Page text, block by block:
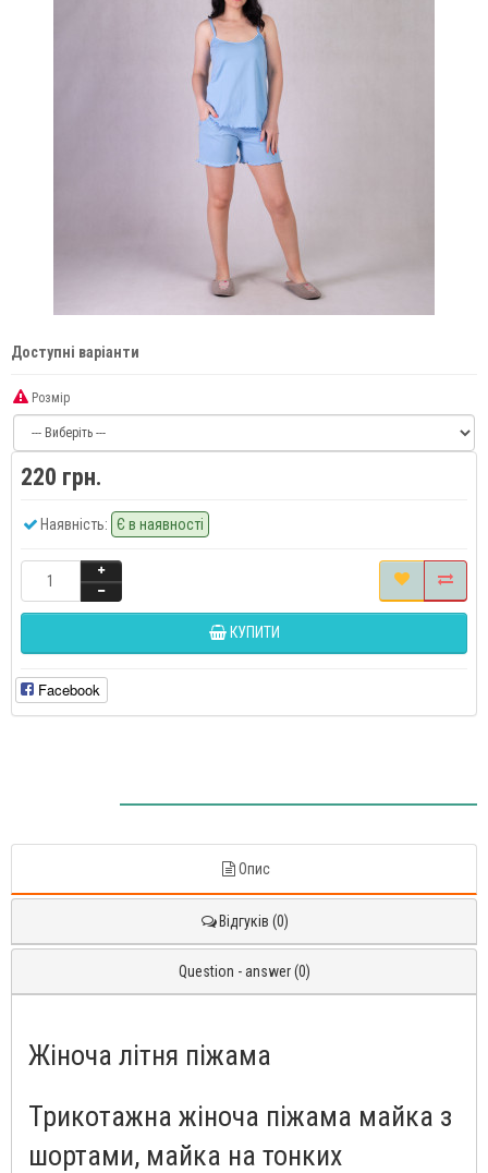
Доступні варіанти
Розмір
220 грн.
Наявність: Є в наявності
КУПИТИ
Facebook
Опис
Відгуків (0)
Question - answer (0)
Жіноча літня піжама
Трикотажна жіноча піжама майка з
шортами, майка на тонких